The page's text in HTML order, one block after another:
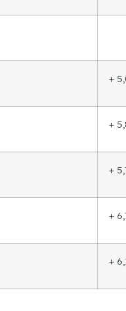
+
+
+
+
+